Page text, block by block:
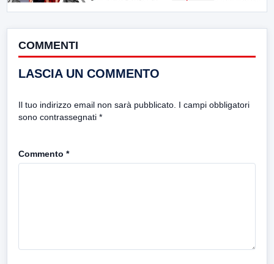
COMMENTI
LASCIA UN COMMENTO
Il tuo indirizzo email non sarà pubblicato. I campi obbligatori
sono contrassegnati *
Commento *